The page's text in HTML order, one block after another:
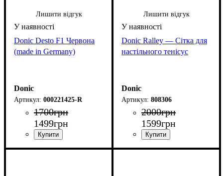
Лишити відгук
Donic Desto F1 Червона
(made in Germany)
Donic
000221425-R
1700грн
1499грн
Лишити відгук
Donic Ralley — Сітка для
настільного тенісуc
Donic
808306
2000грн
1599грн